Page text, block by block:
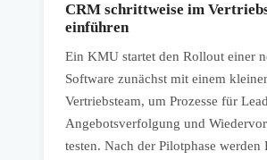
CRM schrittweise im
einführen
Ein KMU startet den Rollout einer
Software zunächst mit einem
Vertriebsteam, um Prozesse für
Angebotsverfolgung und
testen. Nach der Pilotphase werden